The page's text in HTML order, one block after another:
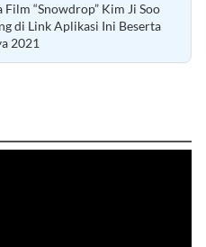
Film “Snowdrop” Kim Ji Soo
di Link Aplikasi Ini Beserta
2021